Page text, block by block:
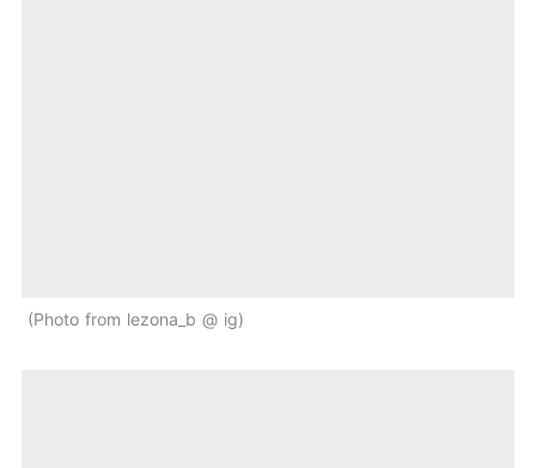
Photo from lezona_b @ ig